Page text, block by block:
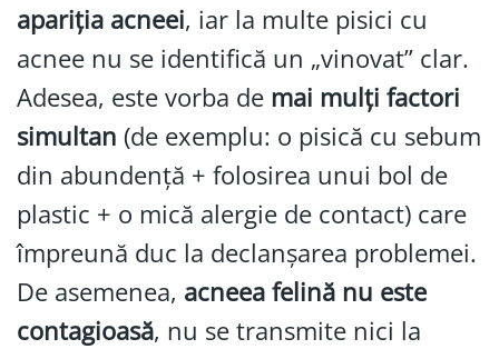
apariția acneei, iar la multe pisici cu
acnee nu se identifică un „vinovat” clar.
Adesea, este vorba de mai mulți factori
simultan (de exemplu: o pisică cu sebum
din abundență + folosirea unui bol de
plastic + o mică alergie de contact) care
împreună duc la declanșarea problemei.
De asemenea, acneea felină nu este
contagioasă, nu se transmite nici la